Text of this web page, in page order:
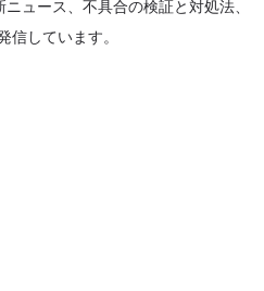
ュース、不具合の検証と対処法、
信しています。